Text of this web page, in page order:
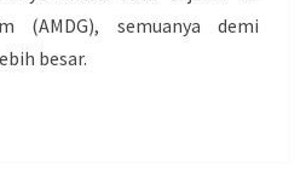
(AMDG), semuanya demi
besar.